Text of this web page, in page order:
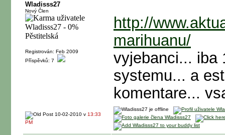
Wladisss27
Nový Člen
Registrován: Feb 2009
Příspěvků: 7
http://
marihuanu/
vyjebanci... iba
systemu... a
komentare...
10-02-2010 v 13:33
PM